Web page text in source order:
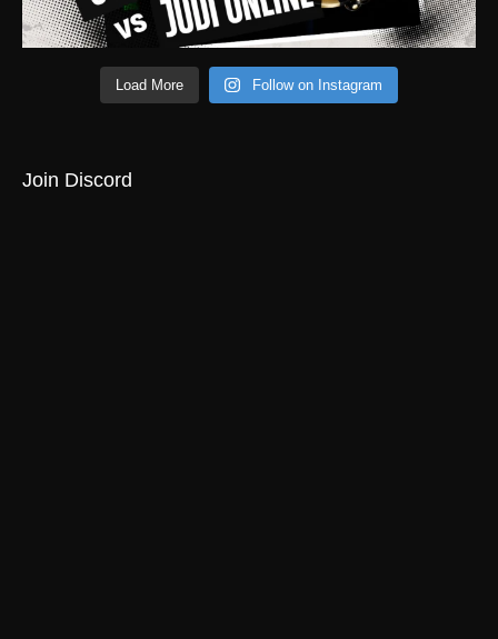
Load More Follow on Instagram
Join Discord